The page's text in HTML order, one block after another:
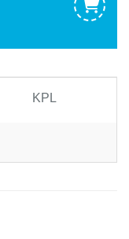
KPL